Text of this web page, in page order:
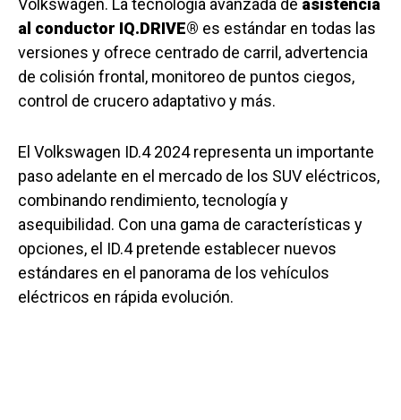
Volkswagen. La tecnología avanzada de asistencia
al conductor IQ.DRIVE® es estándar en todas las
versiones y ofrece centrado de carril, advertencia
de colisión frontal, monitoreo de puntos ciegos,
control de crucero adaptativo y más.
El Volkswagen ID.4 2024 representa un importante
paso adelante en el mercado de los SUV eléctricos,
combinando rendimiento, tecnología y
asequibilidad. Con una gama de características y
opciones, el ID.4 pretende establecer nuevos
estándares en el panorama de los vehículos
eléctricos en rápida evolución.